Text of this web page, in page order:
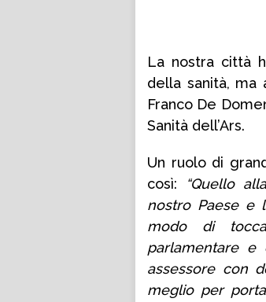
La nostra città
della sanità, ma
Franco De
Sanità dell’Ars.
Un ruolo di
così:
“Quello
nostro Paese e
modo di
parlamentare
assessore con
meglio per